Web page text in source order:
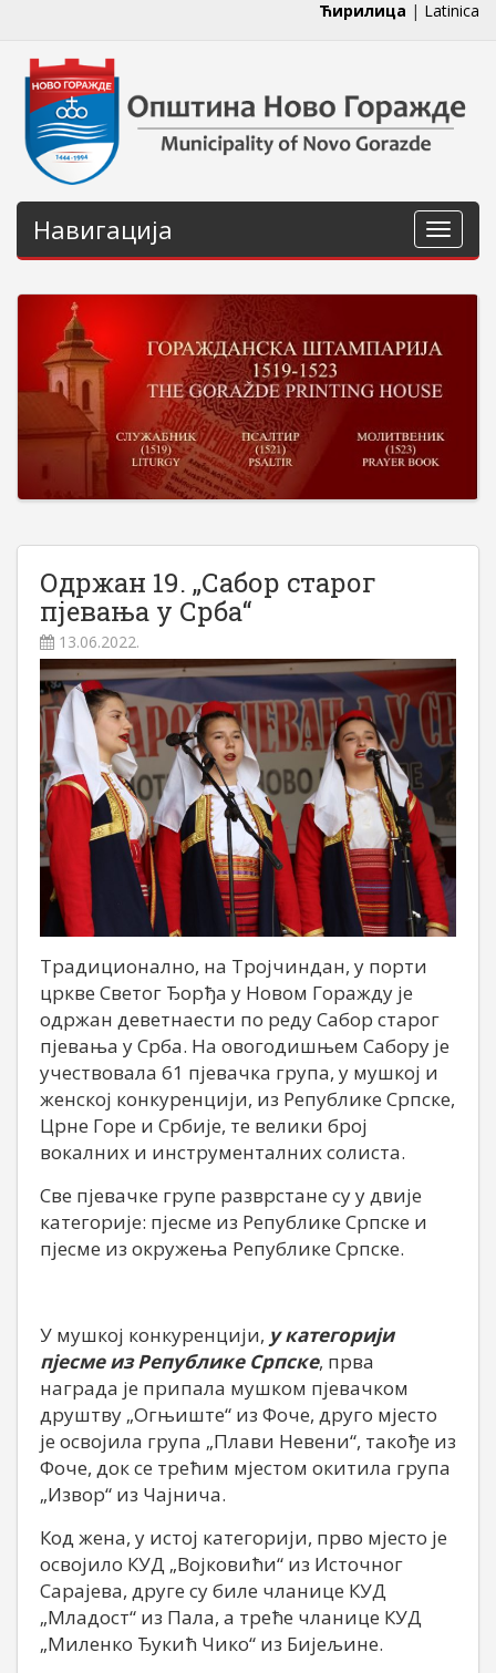
Ћирилица | Latinica
Навигација
Одржан 19. „Сабор старог
пјевања у Срба“
13.06.2022.
Традиционално, на Тројчиндан, у порти
цркве Светог Ђорђа у Новом Горажду је
одржан деветнаести по реду Сабор старог
пјевања у Срба. На овогодишњем Сабору је
учествовала 61 пјевачка група, у мушкој и
женској конкуренцији, из Републике Српске,
Црне Горе и Србије, те велики број
вокалних и инструменталних солиста.
Све пјевачке групе разврстане су у двије
категорије: пјесме из Републике Српске и
пјесме из окружења Републике Српске.
У мушкој конкуренцији, у категорији
пјесме из Републике Српске, прва
награда је припала мушком пјевачком
друштву „Огњиште“ из Фоче, друго мјесто
је освојила група „Плави Невени“, такође из
Фоче, док се трећим мјестом окитила група
„Извор“ из Чајнича.
Код жена, у истој категорији, прво мјесто је
освојило КУД „Војковићи“ из Источног
Сарајева, друге су биле чланице КУД
„Младост“ из Пала, а треће чланице КУД
„Миленко Ђукић Чико“ из Бијељине.